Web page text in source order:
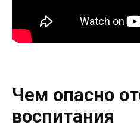
Чем опасно
воспитания